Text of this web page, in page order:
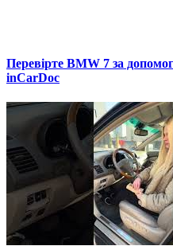
Перевірте BMW 7 за
inCarDoc